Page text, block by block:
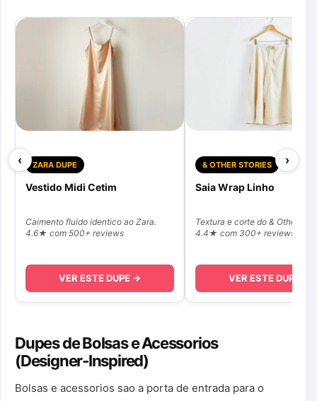
‹ ZARA DUPE
Vestido Midi Cetim
Caimento fluido identico ao Zara.
4.6★ com 500+ reviews
VER ESTE DUPE →
& OTHER STORIES
Saia Wrap Linho
Textura e corte do & Other
4.4★ com 300+ reviews
VER ESTE DUPE →
›
Dupes de Bolsas e Acessorios
(Designer-Inspired)
Bolsas e acessorios sao a porta de entrada para o